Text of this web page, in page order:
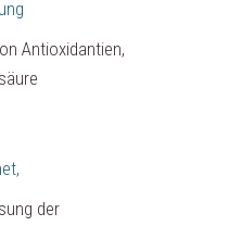
Antioxidantien,
der